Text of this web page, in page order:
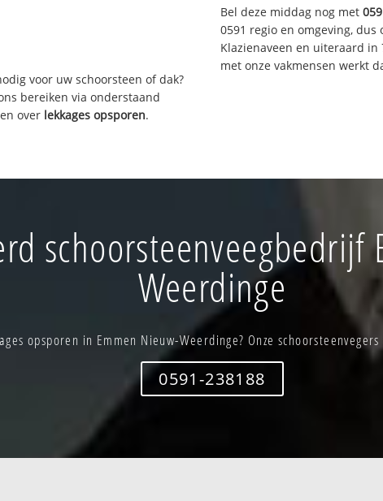
voor uw schoorsteen of dak?
bereiken via onderstaand
over lekkages opsporen.
Bel deze middag nog met
0591 regio en omgeving, dus
Klazienaveen en uiteraard in
met onze vakmensen werkt
schoorsteenveegbedrijf
Weerdinge
opsporen in Emmen Nieuw-Weerdinge? Onze
0591-238188